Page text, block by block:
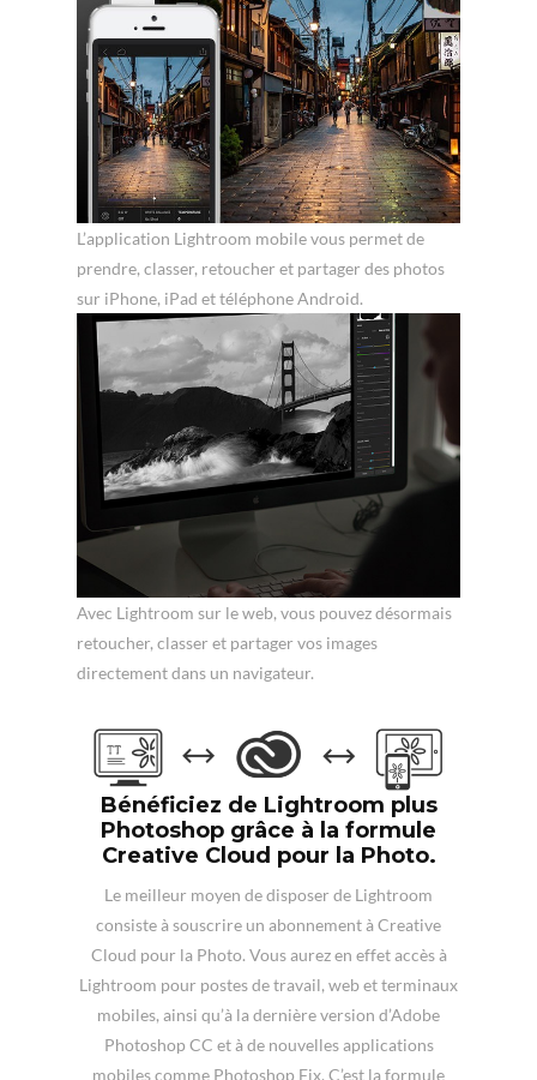
L’application Lightroom mobile vous permet de
prendre, classer, retoucher et partager des photos
sur iPhone, iPad et téléphone Android.
Avec Lightroom sur le web, vous pouvez désormais
retoucher, classer et partager vos images
directement dans un navigateur.
Bénéficiez de Lightroom plus
Photoshop grâce à la formule
Creative Cloud pour la Photo.
Le meilleur moyen de disposer de Lightroom
consiste à souscrire un abonnement à Creative
Cloud pour la Photo. Vous aurez en effet accès à
Lightroom pour postes de travail, web et terminaux
mobiles, ainsi qu’à la dernière version d’Adobe
Photoshop CC et à de nouvelles applications
mobiles comme Photoshop Fix. C’est la formule